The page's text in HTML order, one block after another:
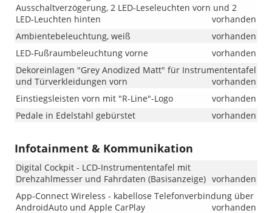
Bei
Lager-
und
kann
es
weiterhin
dass
das
„Misano“
ausgeliefert
Ausschaltverzögerung, 2 LED-Leseleuchten vorn und 2
LED-Leuchten hinten
vorhanden
Ambientebeleuchtung, weiß
vorhanden
LED-Fußraumbeleuchtung vorne
vorhanden
Dekoreinlagen "Grey Anodized Matt" für Instrumententafel
und Türverkleidungen vorn
vorhanden
Einstiegsleisten vorn mit "R-Line"-Logo
vorhanden
Pedale in Edelstahl gebürstet
vorhanden
Infotainment & Kommunikation
Digital Cockpit - LCD-Instrumententafel mit
Drehzahlmesser und Fahrdaten (Basisanzeige) vorhanden
App-Connect Wireless - kabellose Telefonverbindung über
AndroidAuto und Apple CarPlay
vorhanden